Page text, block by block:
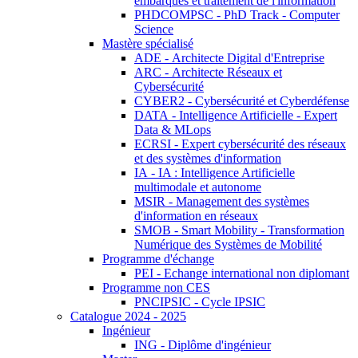
PHDCOMPSC - PhD Track - Computer
Science
Mastère spécialisé
ADE - Architecte Digital d'Entreprise
ARC - Architecte Réseaux et
Cybersécurité
CYBER2 - Cybersécurité et Cyberdéfense
DATA - Intelligence Artificielle - Expert
Data & MLops
ECRSI - Expert cybersécurité des réseaux
et des systèmes d'information
IA - IA : Intelligence Artificielle
multimodale et autonome
MSIR - Management des systèmes
d'information en réseaux
SMOB - Smart Mobility - Transformation
Numérique des Systèmes de Mobilité
Programme d'échange
PEI - Echange international non diplomant
Programme non CES
PNCIPSIC - Cycle IPSIC
Catalogue 2024 - 2025
Ingénieur
ING - Diplôme d'ingénieur